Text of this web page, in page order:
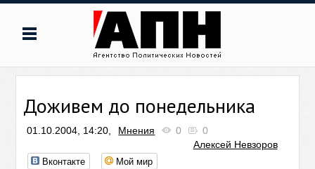
Доживем до понедельника
01.10.2004, 14:20, Мнения 0
0
Алексей Невзоров
Вконтакте Мой мир